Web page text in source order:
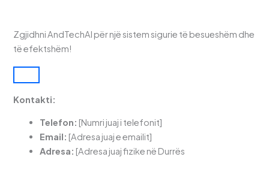
Zgjidhni AndTechAl për një sistem sigurie të besueshëm dhe
të efektshëm!
Kontakti:
Telefon: [Numri juaj i telefonit]
Email: [Adresa juaj e emailit]
Adresa: [Adresa juaj fizike në Durrës